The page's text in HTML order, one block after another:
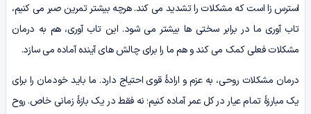
استرس زا است که مشکلات را تشدید می کند. هرچه بیشتر تمرین صبر می کنیم،
تاب آوری ما در برابر سختی ها بیشتر می شود. این تاب آوری، هم به درمان
مشکلات فعلی کمک می کند و هم ما را برای چالش های آینده آماده می سازد.
درمان مشکلات روحی، به عزم و ارادۀ قوی احتیاج دارد. ما باید خودمان را برای
یک مبارزۀ تمام عیار در کل عمر آماده کنیم؛ نه فقط در یک بازۀ زمانی خاص. روح